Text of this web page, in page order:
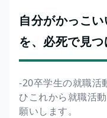
自分がかっこ
を、必死で見
-20卒学生の就職活
ひこれから就職活
願いします。